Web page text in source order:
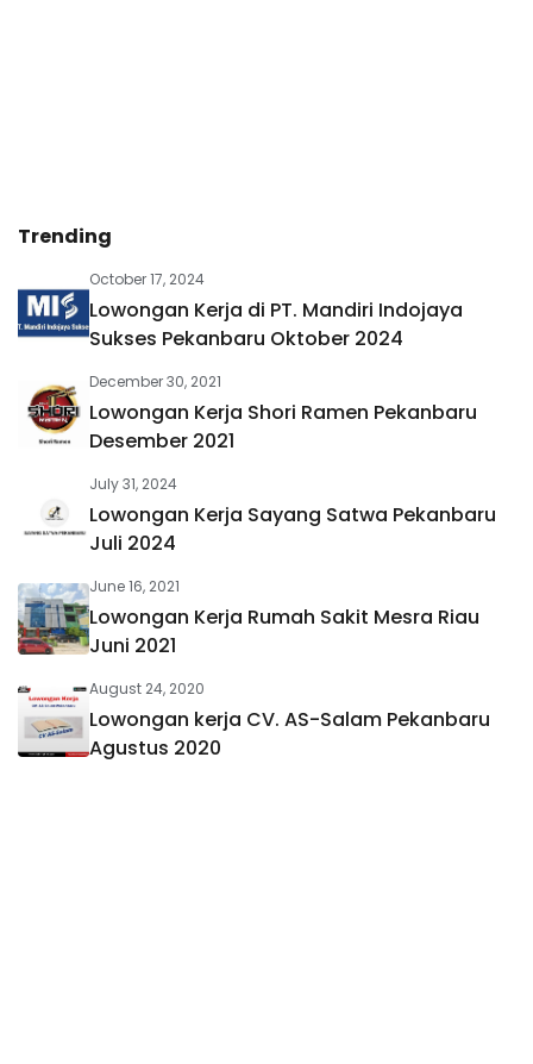
Trending
October 17, 2024
Lowongan Kerja di PT. Mandiri Indojaya
Sukses Pekanbaru Oktober 2024
December 30, 2021
Lowongan Kerja Shori Ramen Pekanbaru
Desember 2021
July 31, 2024
Lowongan Kerja Sayang Satwa Pekanbaru
Juli 2024
June 16, 2021
Lowongan Kerja Rumah Sakit Mesra Riau
Juni 2021
August 24, 2020
Lowongan kerja CV. AS-Salam Pekanbaru
Agustus 2020